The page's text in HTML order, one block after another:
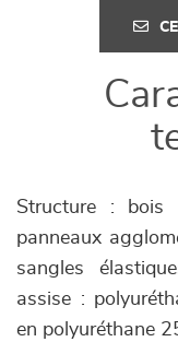
Structure : bois
panneaux
sangles
assise :
en polyuréthane